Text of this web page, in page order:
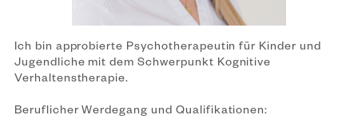
Ich bin approbierte Psychotherapeutin für Kinder und
Jugendliche mit dem Schwerpunkt Kognitive
Verhaltenstherapie.
Beruflicher Werdegang und Qualifikationen: